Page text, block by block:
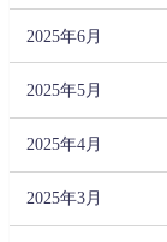
2025年6月
2025年5月
2025年4月
2025年3月